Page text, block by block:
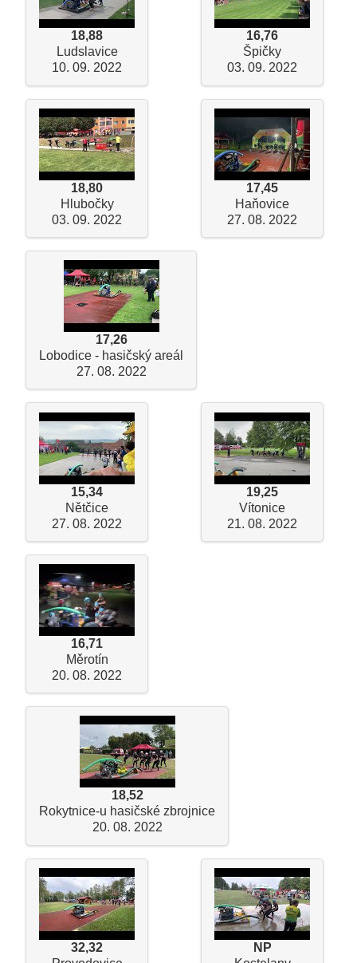
18,88
Ludslavice
10. 09. 2022
16,76
Špičky
03. 09. 2022
18,80
Hlubočky
03. 09. 2022
17,45
Haňovice
27. 08. 2022
17,26
Lobodice - hasičský areál
27. 08. 2022
15,34
Nětčice
27. 08. 2022
19,25
Vítonice
21. 08. 2022
16,71
Měrotín
20. 08. 2022
18,52
Rokytnice-u hasičské zbrojnice
20. 08. 2022
32,32
NP